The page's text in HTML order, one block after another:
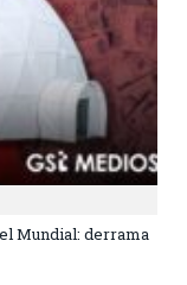
Mundial: derrama